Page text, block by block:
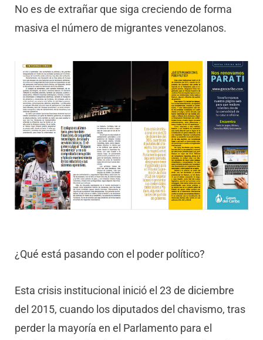
No es de extrañar que siga creciendo de forma
masiva el número de migrantes venezolanos.
¿Qué está pasando con el poder político?
Esta crisis institucional inició el 23 de diciembre
del 2015, cuando los diputados del chavismo, tras
perder la mayoría en el Parlamento para el